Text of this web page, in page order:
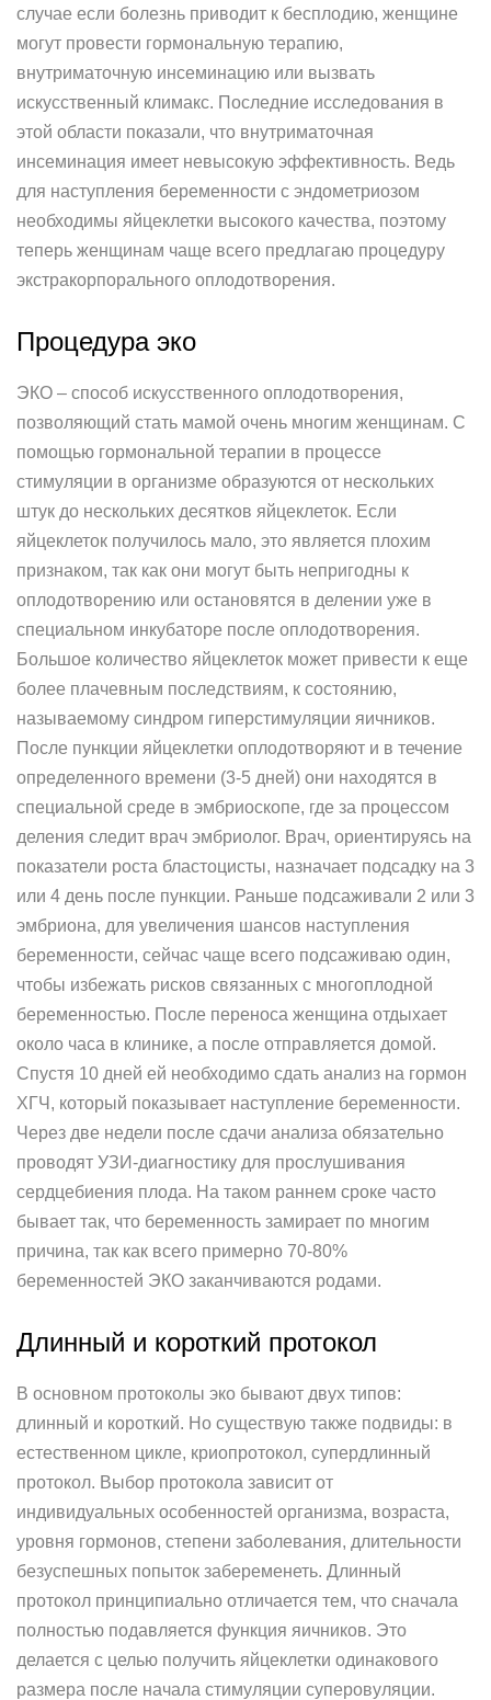
случае если болезнь приводит к бесплодию, женщине
могут провести гормональную терапию,
внутриматочную инсеминацию или вызвать
искусственный климакс. Последние исследования в
этой области показали, что внутриматочная
инсеминация имеет невысокую эффективность. Ведь
для наступления беременности с эндометриозом
необходимы яйцеклетки высокого качества, поэтому
теперь женщинам чаще всего предлагаю процедуру
экстракорпорального оплодотворения.
Процедура эко
ЭКО – способ искусственного оплодотворения,
позволяющий стать мамой очень многим женщинам. С
помощью гормональной терапии в процессе
стимуляции в организме образуются от нескольких
штук до нескольких десятков яйцеклеток. Если
яйцеклеток получилось мало, это является плохим
признаком, так как они могут быть непригодны к
оплодотворению или остановятся в делении уже в
специальном инкубаторе после оплодотворения.
Большое количество яйцеклеток может привести к еще
более плачевным последствиям, к состоянию,
называемому синдром гиперстимуляции яичников.
После пункции яйцеклетки оплодотворяют и в течение
определенного времени (3-5 дней) они находятся в
специальной среде в эмбриоскопе, где за процессом
деления следит врач эмбриолог. Врач, ориентируясь на
показатели роста бластоцисты, назначает подсадку на 3
или 4 день после пункции. Раньше подсаживали 2 или 3
эмбриона, для увеличения шансов наступления
беременности, сейчас чаще всего подсаживаю один,
чтобы избежать рисков связанных с многоплодной
беременностью. После переноса женщина отдыхает
около часа в клинике, а после отправляется домой.
Спустя 10 дней ей необходимо сдать анализ на гормон
ХГЧ, который показывает наступление беременности.
Через две недели после сдачи анализа обязательно
проводят УЗИ-диагностику для прослушивания
сердцебиения плода. На таком раннем сроке часто
бывает так, что беременность замирает по многим
причина, так как всего примерно 70-80%
беременностей ЭКО заканчиваются родами.
Длинный и короткий протокол
В основном протоколы эко бывают двух типов:
длинный и короткий. Но существую также подвиды: в
естественном цикле, криопротокол, супердлинный
протокол. Выбор протокола зависит от
индивидуальных особенностей организма, возраста,
уровня гормонов, степени заболевания, длительности
безуспешных попыток забеременеть. Длинный
протокол принципиально отличается тем, что сначала
полностью подавляется функция яичников. Это
делается с целью получить яйцеклетки одинакового
размера после начала стимуляции суперовуляции.